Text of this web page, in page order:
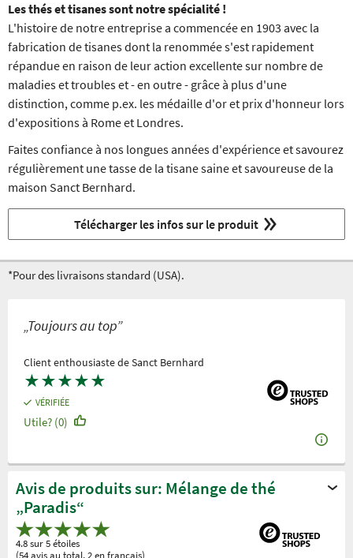
Les thés et tisanes sont notre spécialité !
L'histoire de notre entreprise a commencée en 1903 avec la
fabrication de tisanes dont la renommée s'est rapidement
répandue en raison de leur action excellente sur nombre de
maladies et troubles et - en outre - grâce à plus d'une
distinction, comme p.ex. les médaille d'or et prix d'honneur lors
d'expositions à Rome et Londres.
Faites confiance à nos longues années d'expérience et savourez
régulièrement une tasse de la tisane saine et savoureuse de la
maison Sanct Bernhard.
Télécharger les infos sur le produit
*Pour des livraisons standard (USA).
„Toujours au top”
Client enthousiaste de Sanct Bernhard
★★★★★
VÉRIFIÉE
Utile? (0)
Avis de produits sur: Mélange de thé
„Paradis“
4.8 sur 5 étoiles
(54 avis au total, 2 en français)